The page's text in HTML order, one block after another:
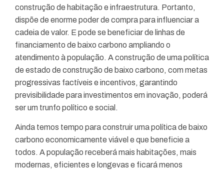
construção de habitação e infraestrutura. Portanto,
dispõe de enorme poder de compra para influenciar a
cadeia de valor. E pode se beneficiar de linhas de
financiamento de baixo carbono ampliando o
atendimento à população. A construção de uma política
de estado de construção de baixo carbono, com metas
progressivas factíveis e incentivos, garantindo
previsibilidade para investimentos em inovação, poderá
ser um trunfo político e social.
Ainda temos tempo para construir uma política de baixo
carbono economicamente viável e que beneficie a
todos. A população receberá mais habitações, mais
modernas, eficientes e longevas e ficará menos